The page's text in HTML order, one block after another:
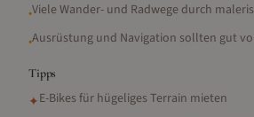
•Viele Wander- und Radwege durch
•Ausrüstung und Navigation sollten gut
Tipps
✦E-Bikes für hügeliges Terrain mieten